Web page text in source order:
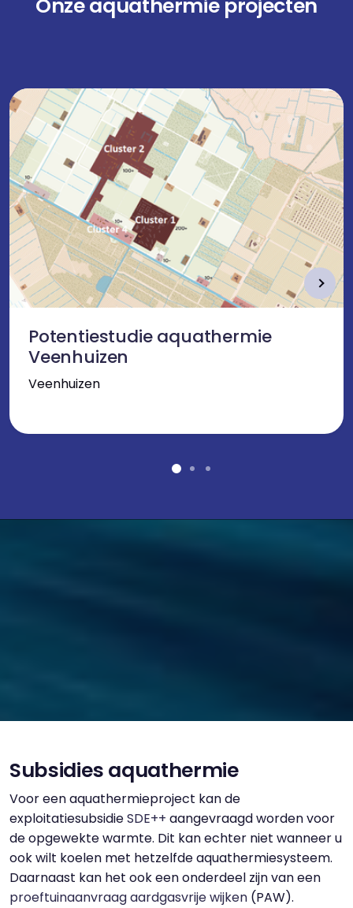
Onze aquathermie projecten
Potentiestudie aquathermie
Veenhuizen
Veenhuizen
Subsidies aquathermie
Voor een aquathermieproject kan de
exploitatiesubsidieSDE++ aangevraagd worden voor
de opgewekte warmte. Dit kan echter niet wanneer u
ook wilt koelen met hetzelfde aquathermiesysteem.
Daarnaast kan het ook een onderdeel zijn van een
proeftuinaanvraag aardgasvrije wijken (PAW).